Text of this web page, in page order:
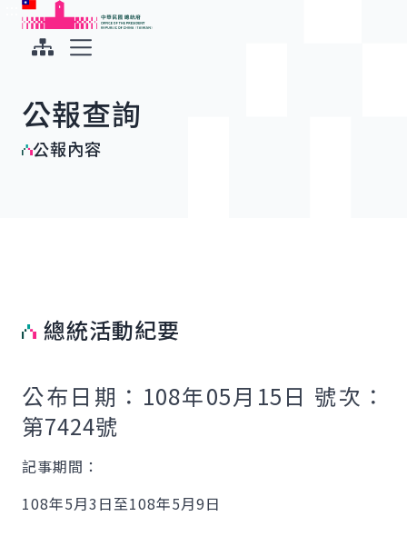
跳到主要內容
中華民國總統府
公報查詢
公報內容
總統活動紀要
公布日期：108年05月15日 號次：
第7424號
記事期間：
108年5月3日至108年5月9日